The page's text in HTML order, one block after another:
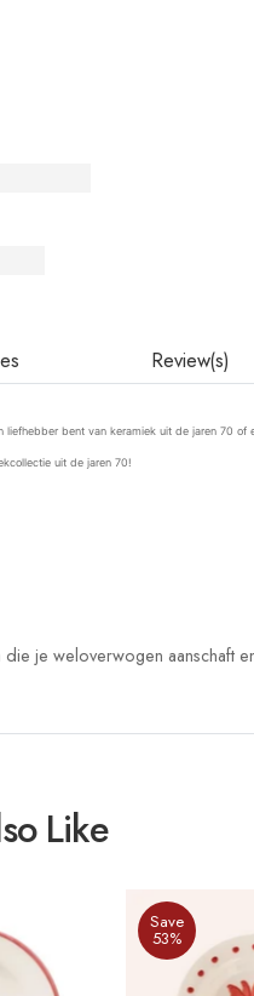
Review(s)
bent van keramiek uit de jaren 70
uit de jaren 70!
je weloverwogen aanschaft
Like
Save
53%